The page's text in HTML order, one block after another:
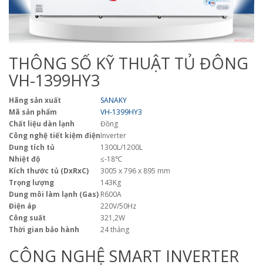
THÔNG SỐ KỸ THUẬT TỦ ĐÔNG
VH-1399HY3
Hãng sản xuất
SANAKY
Mã sản phẩm
VH-1399HY3
Chất liệu dàn lạnh
Đồng
Công nghệ tiết kiệm điệnInverter
Dung tích tủ
1300L/1200L
Nhiệt độ
≤-18℃
Kích thước tủ (DxRxC)
3005 x 796 x 895 mm
Trọng lượng
143Kg
Dung môi làm lạnh (Gas) R600A
Điện áp
220V/50Hz
Công suất
321,2W
Thời gian bảo hành
24 tháng
CÔNG NGHỆ SMART INVERTER